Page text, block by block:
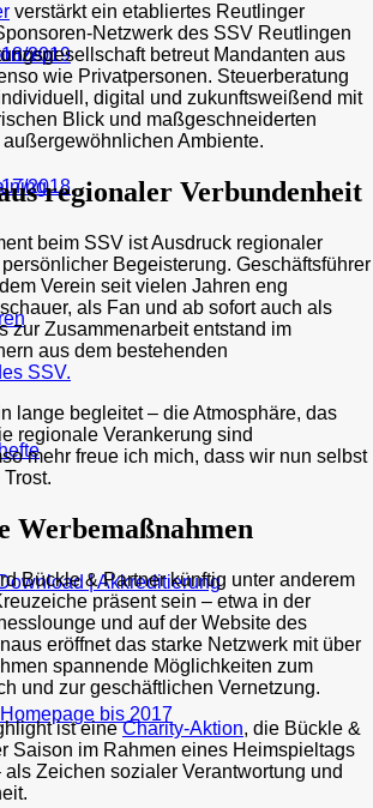
2019
2018
| Akkreditierung
bis 2017
verstärkt ein etabliertes Reutlinger
Netzwerk des SSV Reutlingen
betreut Mandanten aus
wie Privatpersonen. Steuerberatung
digital und zukunftsweißend mit
Blick und maßgeschneiderten
Ambiente.
regionaler Verbundenheit
beim SSV ist Ausdruck regionaler
Begeisterung. Geschäftsführer
Verein seit vielen Jahren eng
als Fan und ab sofort auch als
zur Zusammenarbeit entstand im
aus dem bestehenden
SSV.
lange begleitet – die Atmosphäre, das
regionale Verankerung sind
mehr freue ich mich, dass wir nun selbst
Werbemaßnahmen
Bückle & Partner künftig unter anderem
präsent sein – etwa in der
und auf der Website des
eröffnet das starke Netzwerk mit über
spannende Möglichkeiten zum
und zur geschäftlichen Vernetzung.
ist eineCharity-Aktion, die Bückle &
Saison im Rahmen eines Heimspieltags
als Zeichen sozialer Verantwortung und